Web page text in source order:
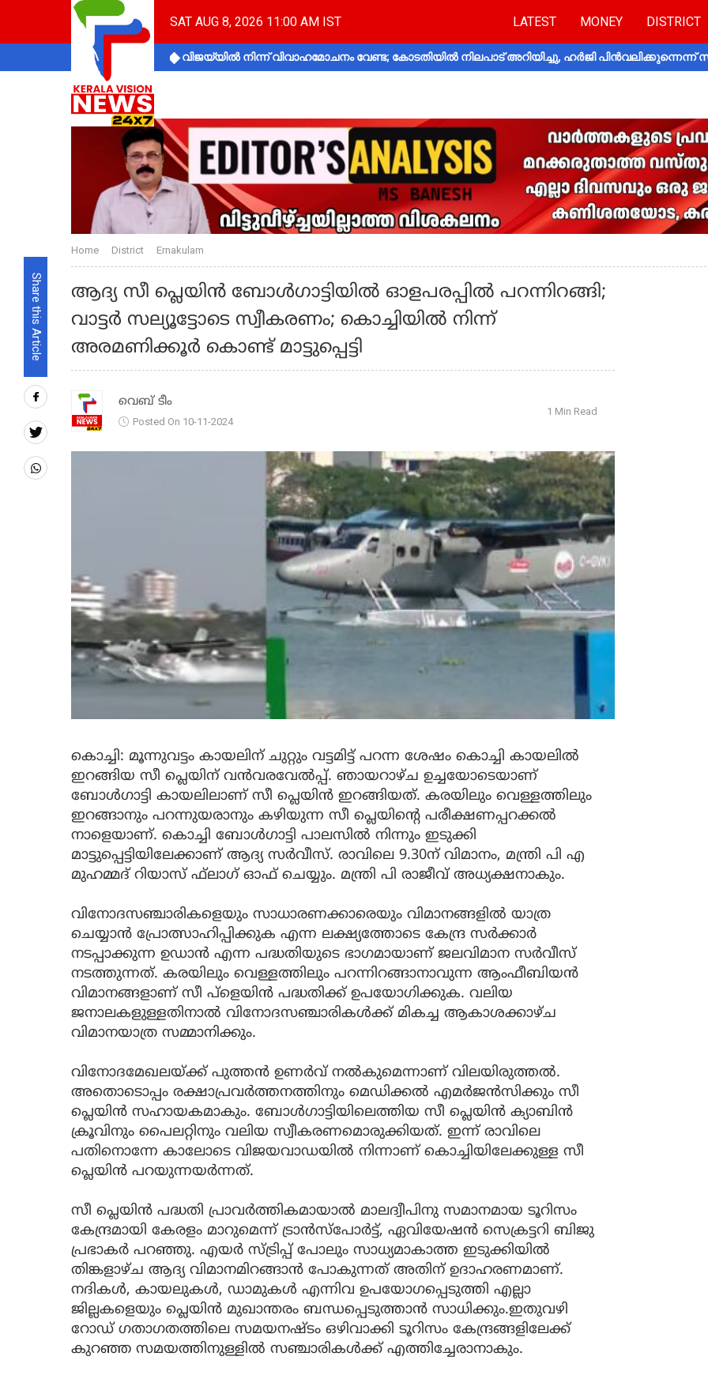
SAT AUG 8, 2026 11:00 AM IST LATEST MONEY DISTRICT
വിജയ്‌യിൽ നിന്ന് വിവാഹമോചനം വേണ്ട; കോടതിയിൽ നിലപാട് അറിയിച്ചു, ഹർജി പിൻവലിക്കുന്നെന്ന്
Share this Article
Home District Ernakulam
ആദ്യ സീ പ്ലെയിന്‍ ബോള്‍ഗാട്ടിയില്‍ ഓളപരപ്പിൽ പറന്നിറങ്ങി;
വാട്ടര്‍ സല്യൂട്ടോടെ സ്വീകരണം; കൊച്ചിയില്‍ നിന്ന്
അരമണിക്കൂര്‍ കൊണ്ട് മാട്ടുപ്പെട്ടി
വെബ് ടീം
Posted On 10-11-2024
1 Min Read
കൊച്ചി: മൂന്നുവട്ടം കായലിന് ചുറ്റും വട്ടമിട്ട് പറന്ന ശേഷം കൊച്ചി കായലിൽ
ഇറങ്ങിയ സീ പ്ലെയിന് വന്‍വരവേല്‍പ്പ്. ഞായറാഴ്ച ഉച്ചയോടെയാണ്
ബോള്‍ഗാട്ടി കായലിലാണ് സീ പ്ലെയിന്‍ ഇറങ്ങിയത്. കരയിലും വെള്ളത്തിലും
ഇറങ്ങാനും പറന്നുയരാനും കഴിയുന്ന സീ പ്ലെയിന്റെ പരീക്ഷണപ്പറക്കല്‍
നാളെയാണ്. കൊച്ചി ബോള്‍ഗാട്ടി പാലസില്‍ നിന്നും ഇടുക്കി
മാട്ടുപ്പെട്ടിയിലേക്കാണ് ആദ്യ സര്‍വീസ്. രാവിലെ 9.30ന് വിമാനം, മന്ത്രി പി എ
മുഹമ്മദ് റിയാസ് ഫ്‌ലാഗ് ഓഫ് ചെയ്യും. മന്ത്രി പി രാജീവ് അധ്യക്ഷനാകും.
വിനോദസഞ്ചാരികളെയും സാധാരണക്കാരെയും വിമാനങ്ങളില്‍ യാത്ര
ചെയ്യാന്‍ പ്രോത്സാഹിപ്പിക്കുക എന്ന ലക്ഷ്യത്തോടെ കേന്ദ്ര സര്‍ക്കാര്‍
നടപ്പാക്കുന്ന ഉഡാന്‍ എന്ന പദ്ധതിയുടെ ഭാഗമായാണ് ജലവിമാന സര്‍വീസ്
നടത്തുന്നത്. കരയിലും വെള്ളത്തിലും പറന്നിറങ്ങാനാവുന്ന ആംഫീബിയന്‍
വിമാനങ്ങളാണ് സീ പ്ളെയിന്‍ പദ്ധതിക്ക് ഉപയോഗിക്കുക. വലിയ
ജനാലകളുള്ളതിനാല്‍ വിനോദസഞ്ചാരികള്‍ക്ക് മികച്ച ആകാശക്കാഴ്ച
വിമാനയാത്ര സമ്മാനിക്കും.
വിനോദമേഖലയ്ക്ക് പുത്തന്‍ ഉണര്‍വ് നല്‍കുമെന്നാണ് വിലയിരുത്തല്‍.
അതൊടൊപ്പം രക്ഷാപ്രവര്‍ത്തനത്തിനും മെഡിക്കല്‍ എമര്‍ജന്‍സിക്കും സീ
പ്ലെയിന്‍ സഹായകമാകും. ബോള്‍ഗാട്ടിയിലെത്തിയ സീ പ്ലെയിന്‍ ക്യാബിന്‍
ക്രൂവിനും പൈലറ്റിനും വലിയ സ്വീകരണമൊരുക്കിയത്. ഇന്ന് രാവിലെ
പതിനൊന്നേ കാലോടെ വിജയവാഡയില്‍ നിന്നാണ് കൊച്ചിയിലേക്കുള്ള സീ
പ്ലെയിന്‍ പറയുന്നയര്‍ന്നത്.
സീ പ്ലെയിന്‍ പദ്ധതി പ്രാവര്‍ത്തികമായാല്‍ മാലദ്വീപിനു സമാനമായ ടൂറിസം
കേന്ദ്രമായി കേരളം മാറുമെന്ന് ട്രാന്‍സ്‌പോര്‍ട്ട്, ഏവിയേഷന്‍ സെക്രട്ടറി ബിജു
പ്രഭാകര്‍ പറഞ്ഞു. എയര്‍ സ്ട്രിപ്പ് പോലും സാധ്യമാകാത്ത ഇടുക്കിയില്‍
തിങ്കളാഴ്ച ആദ്യ വിമാനമിറങ്ങാന്‍ പോകുന്നത് അതിന് ഉദാഹരണമാണ്.
നദികള്‍, കായലുകള്‍, ഡാമുകള്‍ എന്നിവ ഉപയോഗപ്പെടുത്തി എല്ലാ
ജില്ലകളെയും പ്ലെയിന്‍ മുഖാന്തരം ബന്ധപ്പെടുത്താന്‍ സാധിക്കും.ഇതുവഴി
റോഡ് ഗതാഗതത്തിലെ സമയനഷ്ടം ഒഴിവാക്കി ടൂറിസം കേന്ദ്രങ്ങളിലേക്ക്
കുറഞ്ഞ സമയത്തിനുള്ളില്‍ സഞ്ചാരികള്‍ക്ക് എത്തിച്ചേരാനാകും.